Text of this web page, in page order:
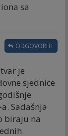
sa
je
sjednice
Sadašnja
biraju na
ODGOVORITE